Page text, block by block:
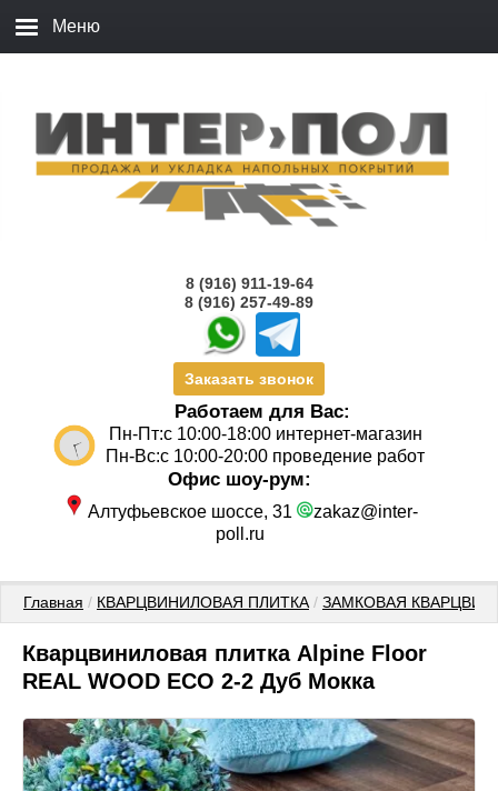
8 (916) 911-19-64
8 (916) 257-49-89
Заказать звонок
Работаем для Вас:
Пн-Пт:с 10:00-18:00 интернет-магазин
Пн-Вс:с 10:00-20:00 проведение работ
Офис шоу-рум:
Алтуфьевское шоссе, 31
zakaz@inter-
poll.ru
Главная / КВАРЦВИНИЛОВАЯ ПЛИТКА / ЗАМКОВАЯ
Кварцвиниловая плитка Alpine Floor
REAL WOOD ECO 2-2 Дуб Мокка